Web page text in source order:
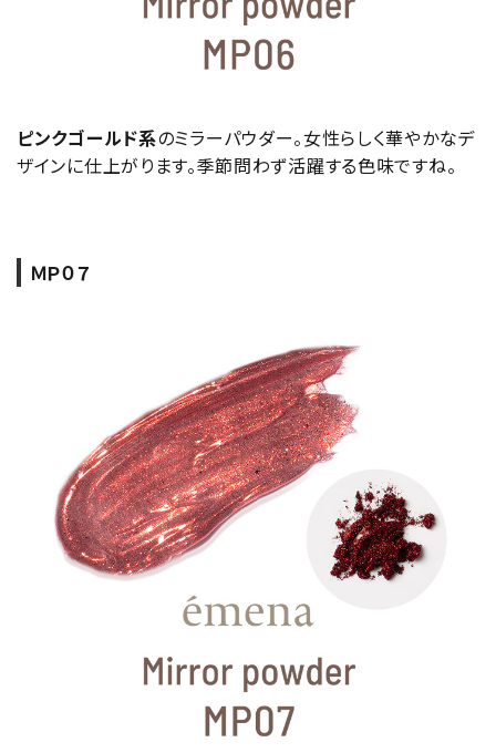
ピンクゴールド系のミラーパウダー。女性らしく華やかなデ
ザインに仕上がります。季節問わず活躍する色味ですね。
ＭＰ０７